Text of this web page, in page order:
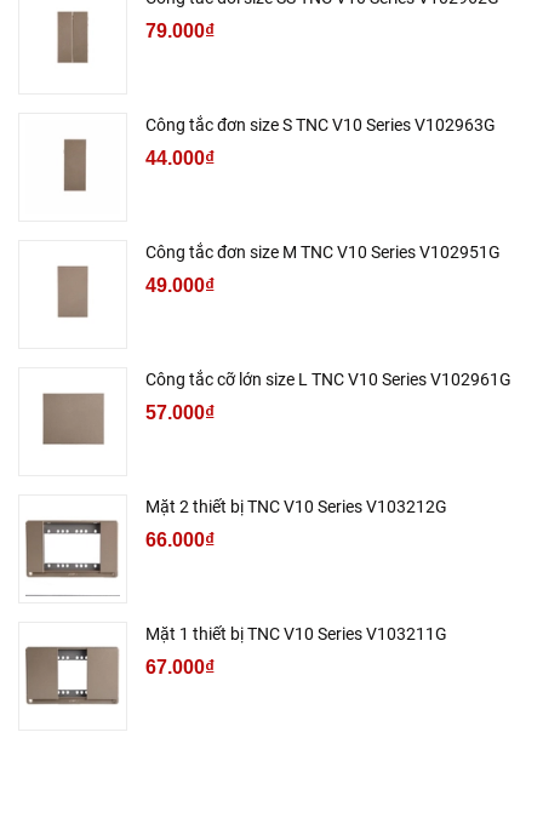
79.000₫
Công tắc đơn size S TNC V10 Series V102963G
44.000₫
Công tắc đơn size M TNC V10 Series V102951G
49.000₫
Công tắc cỡ lớn size L TNC V10 Series V102961G
57.000₫
Mặt 2 thiết bị TNC V10 Series V103212G
66.000₫
Mặt 1 thiết bị TNC V10 Series V103211G
67.000₫